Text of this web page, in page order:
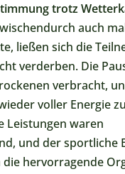
trotz
auch
ließen sich die
verderben. Die
verbracht,
voller Energie
Leistungen waren
und der sportliche
hervorragende